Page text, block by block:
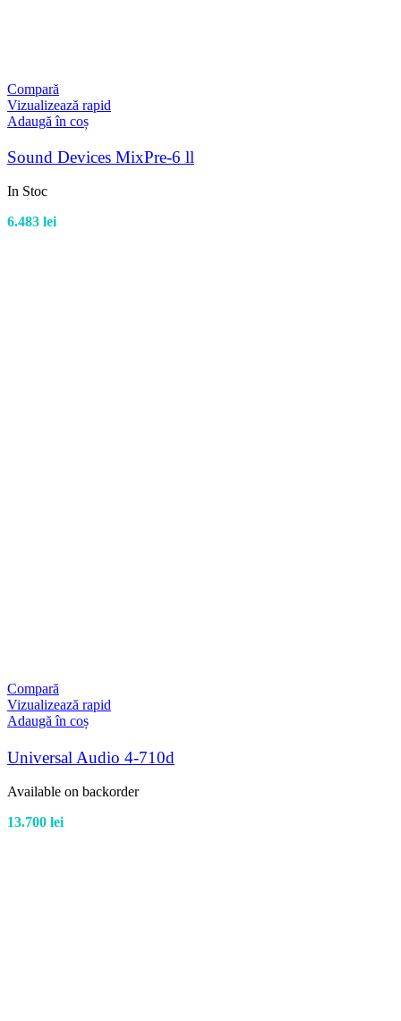
Compară
Vizualizează rapid
Adaugă în coș
Sound Devices MixPre-6 ll
In Stoc
6.483 lei
Compară
Vizualizează rapid
Adaugă în coș
Universal Audio 4-710d
Available on backorder
13.700 lei